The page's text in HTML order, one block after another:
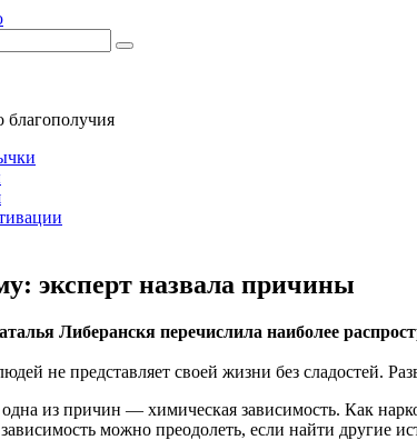
благополучия
эксперт назвала причины
Либеранскя перечислила наиболее
не представляет своей жизни без сладостей.
из причин — химическая зависимость. Как
можно преодолеть, если найти другие